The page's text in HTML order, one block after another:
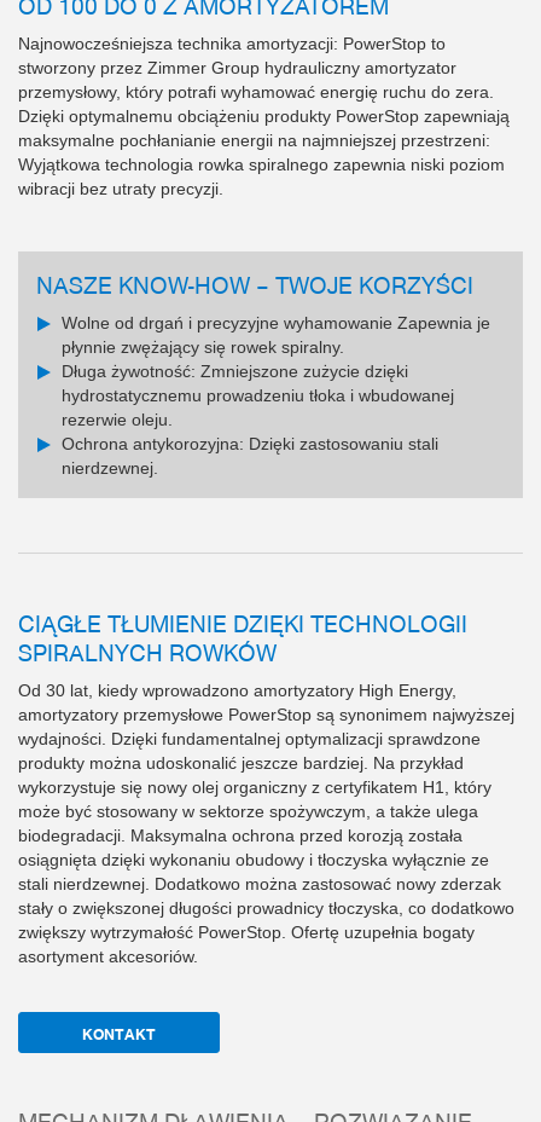
Najnowocześniejsza technika amortyzacji: PowerStop to
stworzony przez Zimmer Group hydrauliczny amortyzator
przemysłowy, który potrafi wyhamować energię ruchu do zera.
Dzięki optymalnemu obciążeniu produkty PowerStop zapewniają
maksymalne pochłanianie energii na najmniejszej przestrzeni:
Wyjątkowa technologia rowka spiralnego zapewnia niski poziom
wibracji bez utraty precyzji.
NASZE KNOW-HOW – TWOJE KORZYŚCI
Wolne od drgań i precyzyjne wyhamowanie Zapewnia je
płynnie zwężający się rowek spiralny.
Długa żywotność: Zmniejszone zużycie dzięki
hydrostatycznemu prowadzeniu tłoka i wbudowanej
rezerwie oleju.
Ochrona antykorozyjna: Dzięki zastosowaniu stali
nierdzewnej.
CIĄGŁE TŁUMIENIE DZIĘKI TECHNOLOGII
SPIRALNYCH ROWKÓW
Od 30 lat, kiedy wprowadzono amortyzatory High Energy,
amortyzatory przemysłowe PowerStop są synonimem najwyższej
wydajności. Dzięki fundamentalnej optymalizacji sprawdzone
produkty można udoskonalić jeszcze bardziej. Na przykład
wykorzystuje się nowy olej organiczny z certyfikatem H1, który
może być stosowany w sektorze spożywczym, a także ulega
biodegradacji. Maksymalna ochrona przed korozją została
osiągnięta dzięki wykonaniu obudowy i tłoczyska wyłącznie ze
stali nierdzewnej. Dodatkowo można zastosować nowy zderzak
stały o zwiększonej długości prowadnicy tłoczyska, co dodatkowo
zwiększy wytrzymałość PowerStop. Ofertę uzupełnia bogaty
asortyment akcesoriów.
KONTAKT